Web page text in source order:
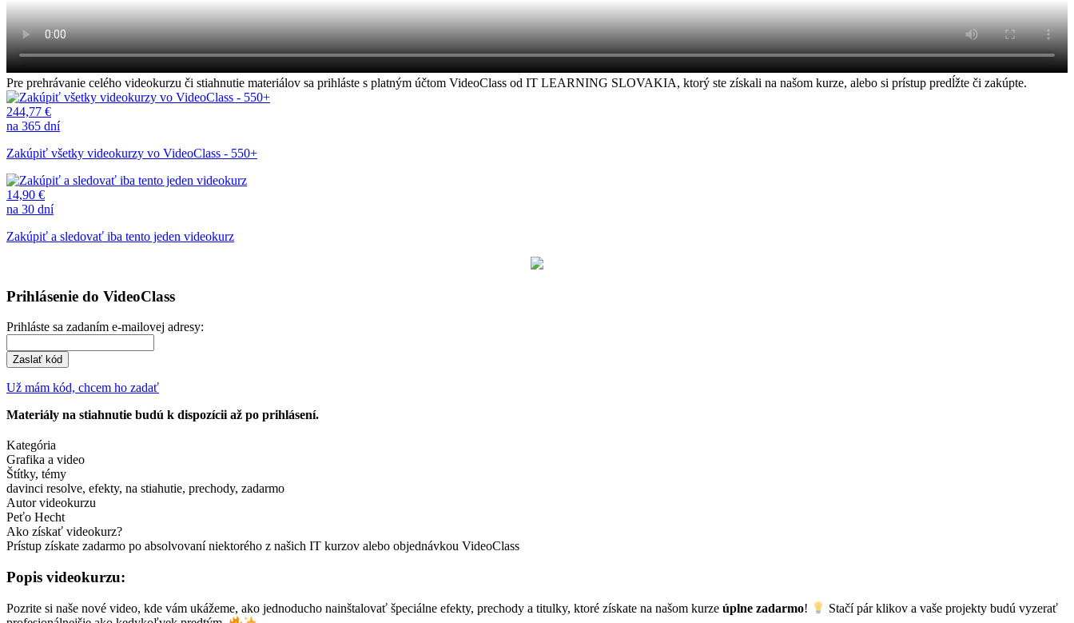
Pre prehrávanie celého videokurzu či stiahnutie materiálov sa prihláste s platným účtom VideoClass od IT LEARNING SLOVAKIA, ktorý ste získali na našom kurze, alebo si prístup predĺžte či zakúpte.
244,77 €
na 365 dní
Zakúpiť všetky videokurzy vo VideoClass - 550+
14,90 €
na 30 dní
Zakúpiť a sledovať iba tento jeden videokurz
Prihlásenie do VideoClass
Prihláste sa zadaním e-mailovej adresy:
Zaslať kód
Už mám kód, chcem ho zadať
Materiály na stiahnutie budú k dispozícii až po prihlásení.
Kategória
Grafika a video
Štítky, témy
davinci resolve, efekty, na stiahutie, prechody, zadarmo
Autor videokurzu
Peťo Hecht
Ako získať videokurz?
Prístup získate zadarmo po absolvovaní niektorého z našich IT kurzov alebo objednávkou VideoClass
Popis videokurzu:
Pozrite si naše nové video, kde vám ukážeme, ako jednoducho nainštalovať špeciálne efekty, prechody a titulky, ktoré získate na našom kurze úplne zadarmo!
Stačí pár klikov a vaše projekty budú vyzerať